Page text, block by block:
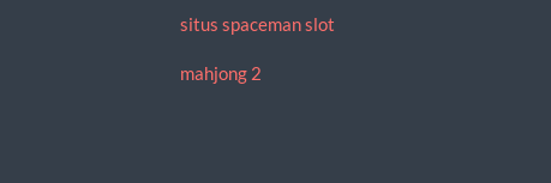
situs spaceman slot
mahjong 2